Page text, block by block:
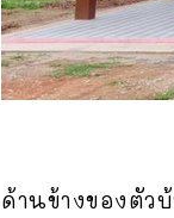
ด้านข้างของตัว